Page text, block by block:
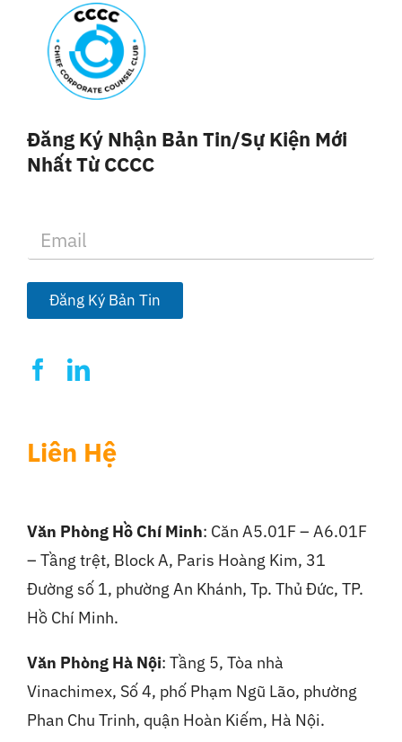
Đăng Ký Nhận Bản Tin/sự Kiện Mới
Nhất Từ CCCC
a
i
*
Đăng Ký Bản Tin
Liên Hệ
Văn Phòng Hồ Chí Minh: Căn A5.01F – A6.01F
– Tầng trệt, Block A, Paris Hoàng Kim, 31
Đường số 1, phường An Khánh, Tp. Thủ Đức, TP.
Hồ Chí Minh.
Văn Phòng Hà Nội: Tầng 5, Tòa nhà
Vinachimex, Số 4, phố Phạm Ngũ Lão, phường
Phan Chu Trinh, quận Hoàn Kiếm, Hà Nội.